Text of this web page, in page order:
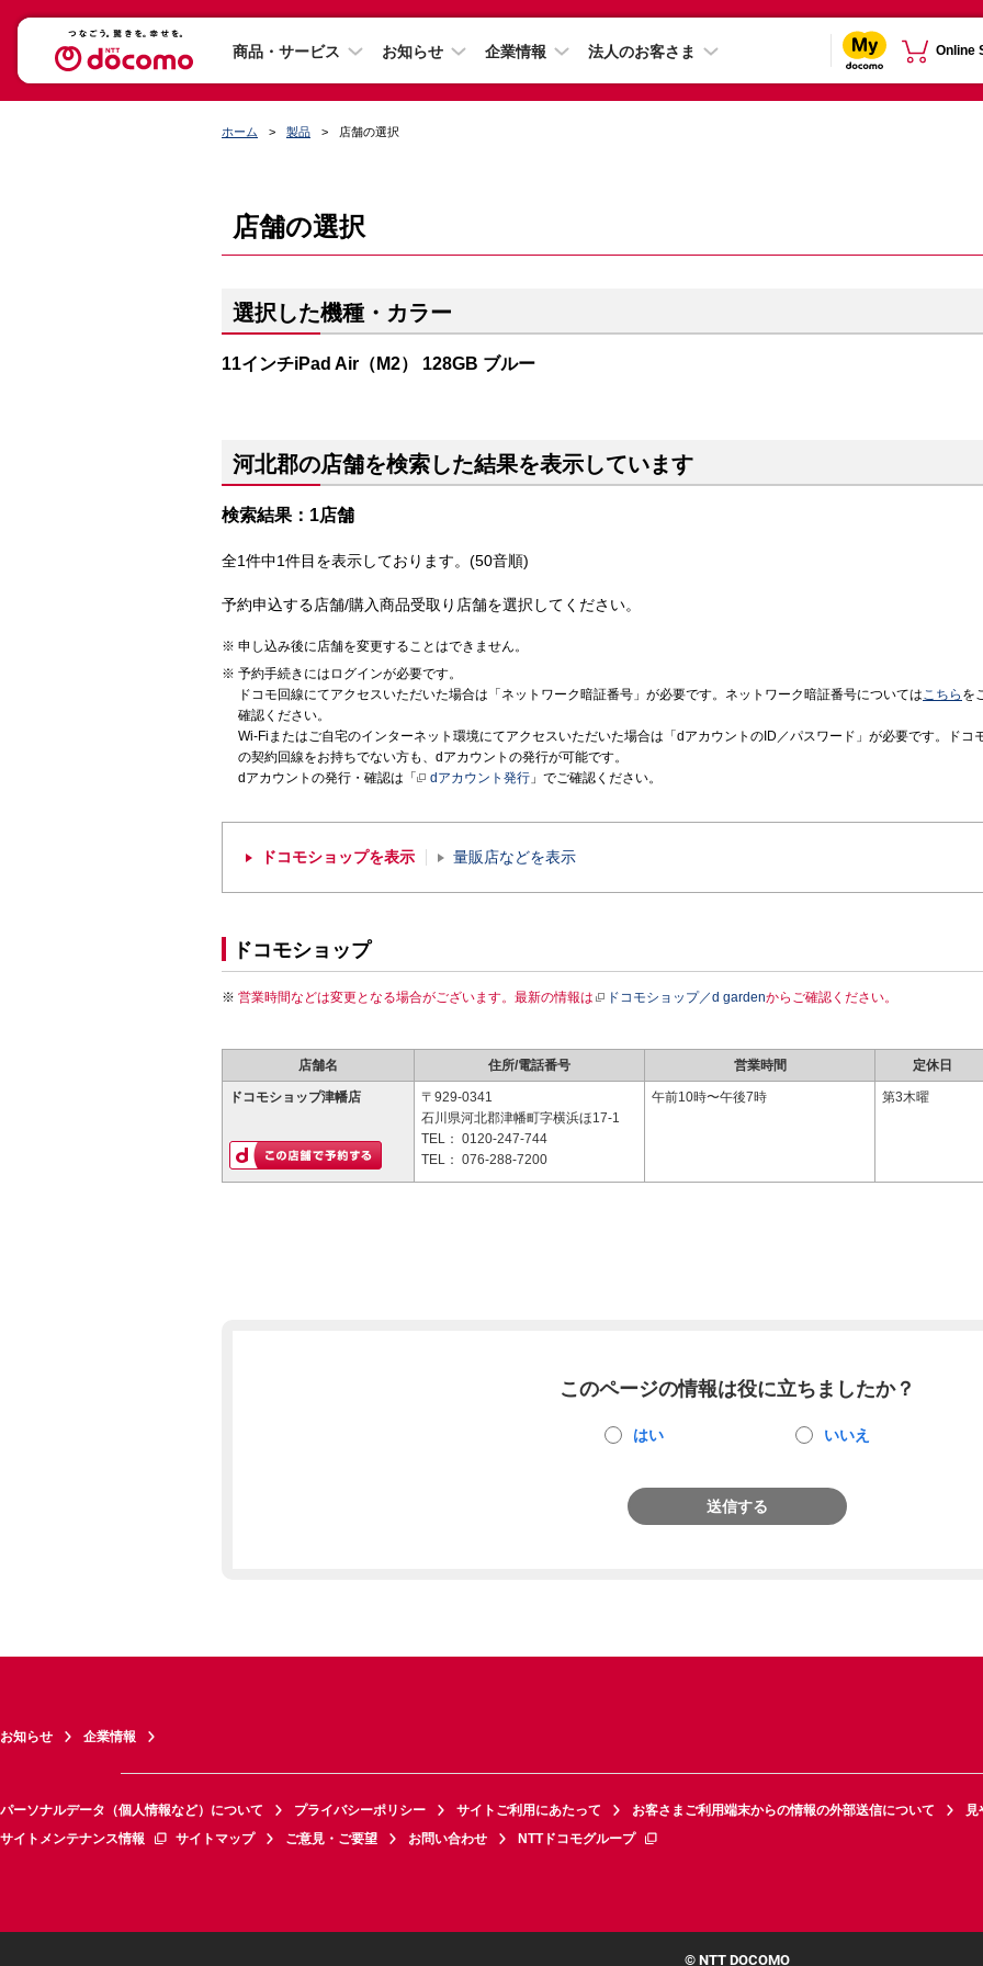
商品・サービス お知らせ 企業情報 法人のお客さま Online
ホーム 製品 店舗の選択
店舗の選択
選択した機種・カラー
11インチiPad Air（M2） 128GB ブルー
河北郡の店舗を検索した結果を表示しています
検索結果：1店舗
全1件中1件目を表示しております。(50音順)
予約申込する店舗/購入商品受取り店舗を選択してください。
申し込み後に店舗を変更することはできません。
予約手続きにはログインが必要です。
ドコモ回線にてアクセスいただいた場合は「ネットワーク暗証番号」が必要です。ネットワーク暗証番号についてはこちら を
確認ください。
Wi-Fiまたはご自宅のインターネット環境にてアクセスいただいた場合は「dアカウントのID／パスワード」が必要です。ドコ
の契約回線をお持ちでない方も、dアカウントの発行が可能です。
dアカウントの発行・確認は「
dアカウント発行 」でご確認ください。
ドコモショップを表示 量販店などを表示
ドコモショップ
営業時間などは変更となる場合がございます。最新の情報は ドコモショップ／d gardenからご確認ください。
店舗名 住所/電話番号 営業時間 定休日
ドコモショップ津幡店
〒929-0341
石川県河北郡津幡町字横浜ほ17-1
TEL： 0120-247-744
TEL： 076-288-7200
午前10時〜午後7時 第3木曜
このページの情報は役に立ちましたか？
はい いいえ
送信する
お知らせ 企業情報
パーソナルデータ（個人情報など）について プライバシーポリシー サイトご利用にあたって お客さまご利用端末からの情報の外部送信について
見
サイトメンテナンス情報
サイトマップ ご意見・ご要望 お問い合わせ NTTドコモグループ
© NTT DOCOMO